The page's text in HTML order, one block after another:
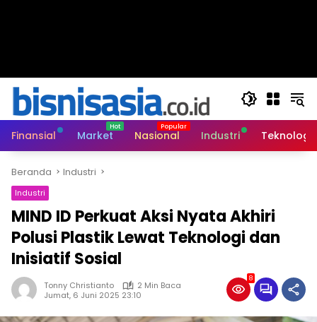
Finansial Market Nasional Industri Teknologi
Beranda Industri
Industri
MIND ID Perkuat Aksi Nyata Akhiri
Polusi Plastik Lewat Teknologi dan
Inisiatif Sosial
Tonny Christianto
2 Min Baca
Jumat, 6 Juni 2025 23:10
8